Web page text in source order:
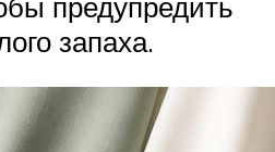
предупредить
запаха.